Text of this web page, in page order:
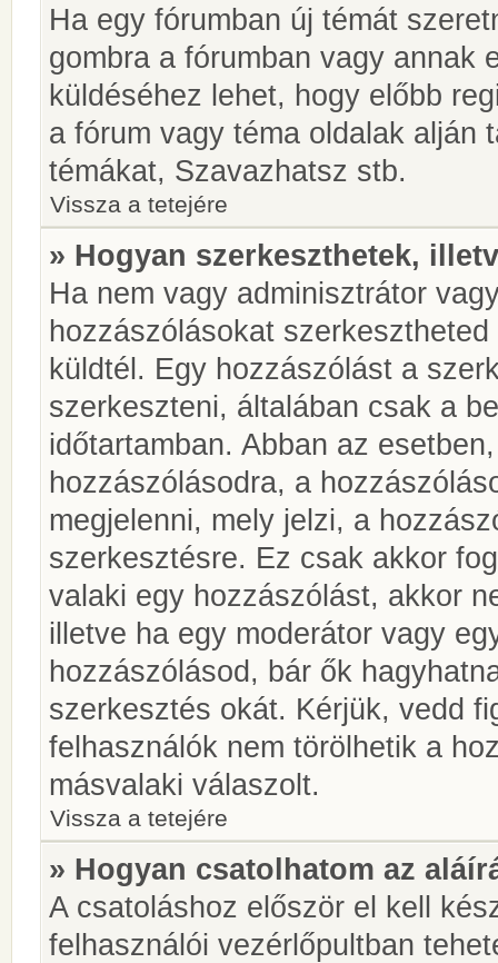
Ha egy fórumban új témát
gombra a fórumban vagy annak
küldéséhez lehet, hogy előbb
a fórum vagy téma oldalak alján
témákat, Szavazhatsz stb.
Vissza a tetejére
» Hogyan szerkeszthetek,
Ha nem vagy adminisztrátor
hozzászólásokat
küldtél. Egy hozzászólást a
szerkeszteni, általában csak a
időtartamban. Abban az
hozzászólásodra, a
megjelenni, mely jelzi, a
szerkesztésre. Ez csak akkor
valaki egy hozzászólást, akkor
illetve ha egy moderátor vagy
hozzászólásod, bár ők
szerkesztés okát. Kérjük, vedd
felhasználók nem törölhetik a
másvalaki válaszolt.
Vissza a tetejére
» Hogyan csatolhatom az
A csatoláshoz először el kell
felhasználói vezérlőpultban